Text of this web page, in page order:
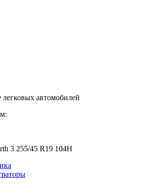
автомобилей
3 255/45 R19 104H